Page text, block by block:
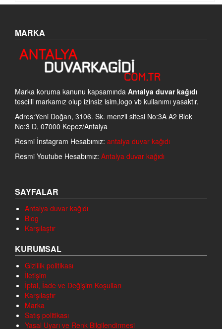
MARKA
Marka koruma kanunu kapsamında Antalya duvar kağıdı
tescilli markamız olup izinsiz isim,logo vb kullanımı yasaktır.
Adres:Yeni Doğan, 3106. Sk. menzil sitesi No:3A A2 Blok
No:3 D, 07000 Kepez/Antalya
Resmi İnstagram Hesabımız: antalya duvar kağıdı
Resmi Youtube Hesabımız: Antalya duvar kağıdı
SAYFALAR
Antalya duvar kağıdı
Blog
Karşılaştır
KURUMSAL
Gizlilik politikası
İletişim
İptal, İade ve Değişim Koşulları
Karşılaştır
Marka
Satış politikası
Yasal Uyarı ve Renk Bilgilendirmesi